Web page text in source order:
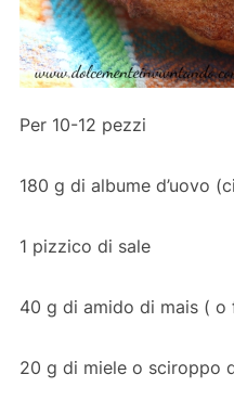
Per 10-12 pezzi
180 g di albume d’uovo
1 pizzico di sale
40 g di amido di mais ( o
20 g di miele o sciroppo